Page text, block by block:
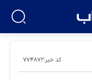
کد خبر:۷۷۴۸۷۲